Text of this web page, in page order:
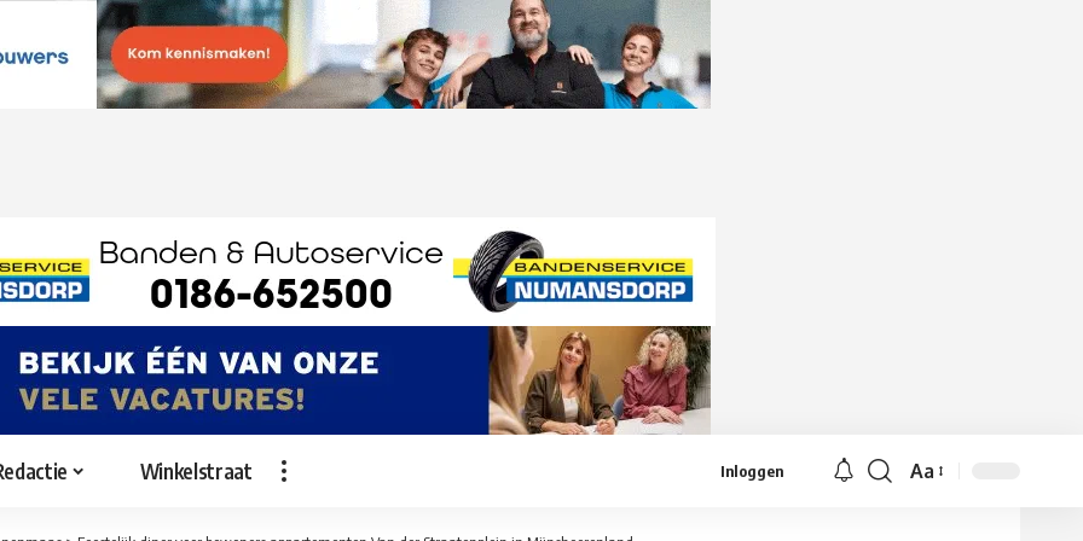
Winkelstraat Inloggen
Lettergrootte
Aa